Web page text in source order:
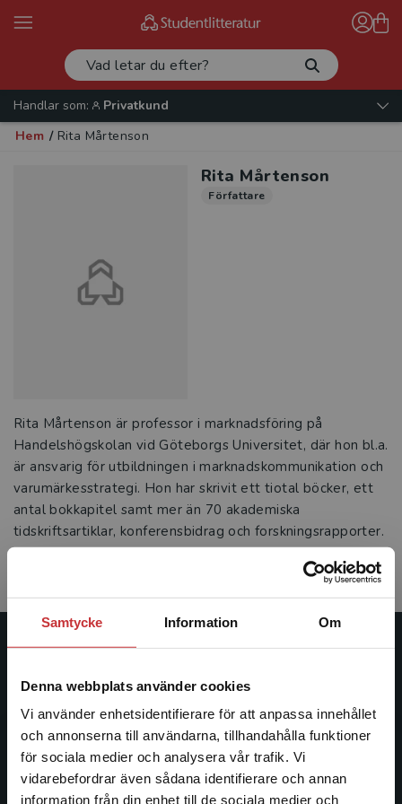
Samtycke Information Om
Denna webbplats använder cookies
Vi använder enhetsidentifierare för att anpassa innehållet
och annonserna till användarna, tillhandahålla funktioner
för sociala medier och analysera vår trafik. Vi
vidarebefordrar även sådana identifierare och annan
information från din enhet till de sociala medier och
Begränsad fraktregion
Handlar som:
Privatkund
Hem / Rita Mårtenson
Rita Mårtenson
Författare
Rita Mårtenson är professor i marknadsföring på
Handelshögskolan vid Göteborgs Universitet, där hon bl.a.
är ansvarig för utbildningen i marknadskommunikation och
varumärkesstrategi. Hon har skrivit ett tiotal böcker, ett
antal bokkapitel samt mer än 70 akademiska
tidskriftsartiklar, konferensbidrag och forskningsrapporter.
Därtill har hon skrivit och presenterat ett stort antal
andra bidrag i nationella och internationella sammanhang.
Studentlitteratur grundades 1963 och är idag Sveriges
ledande utbildningsförlag. Med läromedel, kurslitteratur,
facklitteratur, utbildningar och digitala
informationstjänster i utbudet, finns Studentlitteratur med
längs hela kunskapsresan.